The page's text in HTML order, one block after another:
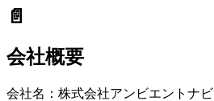
📄
会社概要
会社名： 株式会社アンビエントナビ